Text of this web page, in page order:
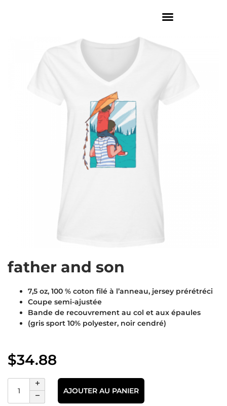
father and son
7,5 oz, 100 % coton filé à l’anneau, jersey prérétréci
Coupe semi-ajustée
Bande de recouvrement au col et aux épaules
(gris sport 10% polyester, noir cendré)
$34.88
AJOUTER AU PANIER